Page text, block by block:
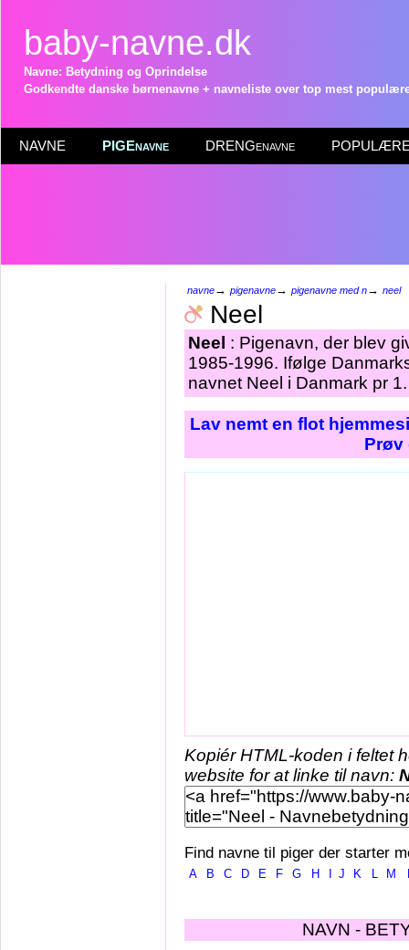
baby-navne.dk
Navne: Betydning og Oprindelse
Godkendte danske børnenavne + navneliste over top mest
NAVNE PIGEnavne DRENGenavne POPULÆRE
navne→ pigenavne→ pigenavne med n→ neel
Neel
Neel : Pigenavn, der blev
1985-1996. Ifølge
navnet Neel i Danmark pr
Lav nemt en flot
Prøv
Kopiér HTML-koden i feltet
website for at linke til navn:
Find navne til piger der starter
A B C D E F G H J K L M
NAVN -